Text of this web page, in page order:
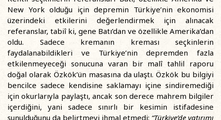
New York olduğu için depremin Türkiye’nin ekonomisi
üzerindeki etkilerini değerlendirmek için alınacak
referanslar, tabiî ki, gene Batı’dan ve özellikle Amerika’dan
oldu. Sadece kremanın kreması seçkinlerin
faydalanabildikleri ve Türkiye’nin depremden fazla
etkilenmeyeceği sonucuna varan bir malî tahlil raporu
doğal olarak Özkök’ün masasına da ulaştı. Özkök bu bilgiyi
bencilce sadece kendisine saklamayı içine sindiremediği
için okurlarıyla paylaştı, ancak son derece mahrem bilgiler
içerdiğini, yani sadece sınırlı bir kesimin istifadesine
sunulduğunu da belirtmeyi ihmal etmedi: “Türkiye’de yatırımı